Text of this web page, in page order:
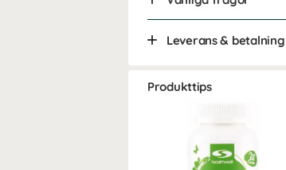
Leverans & betalning
Produkttips